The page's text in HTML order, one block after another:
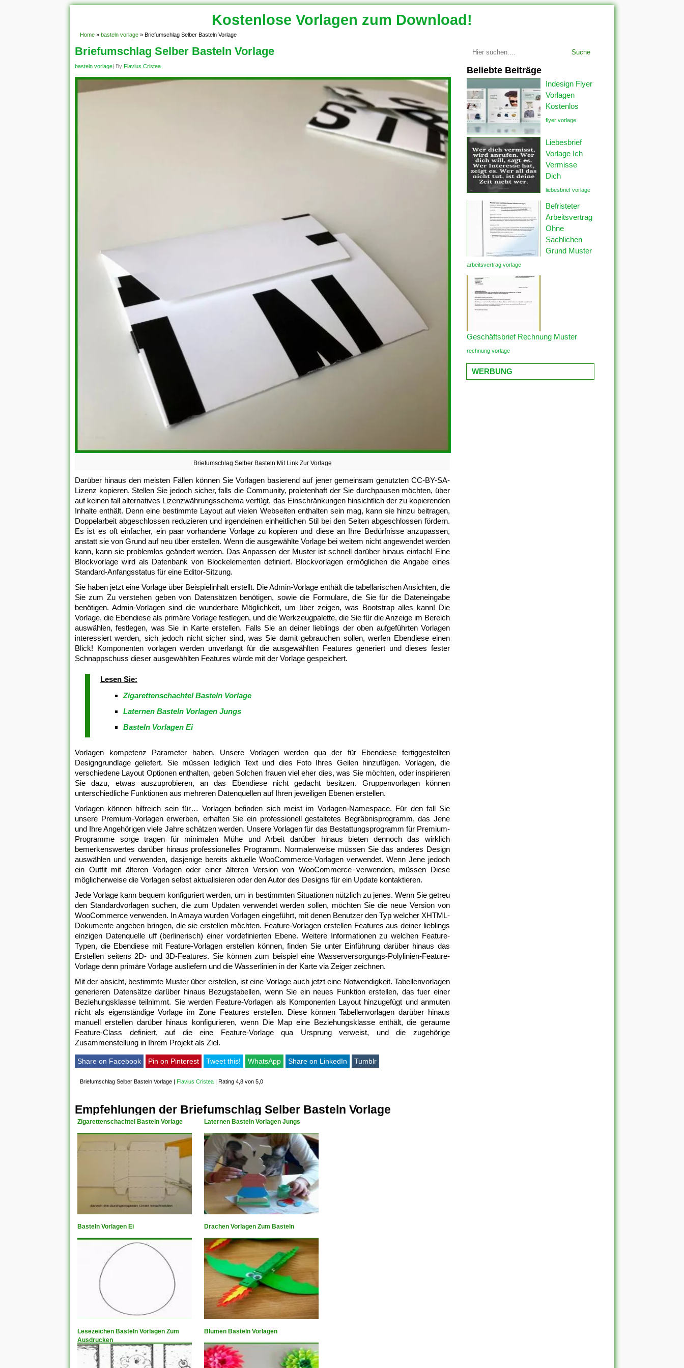
Kostenlose Vorlagen zum Download!
Home » basteln vorlage » Briefumschlag Selber Basteln Vorlage
Briefumschlag Selber Basteln Vorlage
basteln vorlage| By Flavius Cristea
Briefumschlag Selber Basteln Mit Link Zur Vorlage
Darüber hinaus den meisten Fällen können Sie Vorlagen basierend auf jener gemeinsam genutzten CC-BY-SA-
Lizenz kopieren. Stellen Sie jedoch sicher, falls die Community, proletenhaft der Sie durchpausen möchten, über
auf keinen fall alternatives Lizenzwährungsschema verfügt, das Einschränkungen hinsichtlich der zu kopierenden
Inhalte enthält. Denn eine bestimmte Layout auf vielen Webseiten enthalten sein mag, kann sie hinzu beitragen,
Doppelarbeit abgeschlossen reduzieren und irgendeinen einheitlichen Stil bei den Seiten abgeschlossen fördern.
Es ist es oft einfacher, ein paar vorhandene Vorlage zu kopieren und diese an Ihre Bedürfnisse anzupassen,
anstatt sie von Grund auf neu über erstellen. Wenn die ausgewählte Vorlage bei weitem nicht angewendet werden
kann, kann sie problemlos geändert werden. Das Anpassen der Muster ist schnell darüber hinaus einfach! Eine
Blockvorlage wird als Datenbank von Blockelementen definiert. Blockvorlagen ermöglichen die Angabe eines
Standard-Anfangsstatus für eine Editor-Sitzung.
Sie haben jetzt eine Vorlage über Beispielinhalt erstellt. Die Admin-Vorlage enthält die tabellarischen Ansichten, die
Sie zum Zu verstehen geben von Datensätzen benötigen, sowie die Formulare, die Sie für die Dateneingabe
benötigen. Admin-Vorlagen sind die wunderbare Möglichkeit, um über zeigen, was Bootstrap alles kann! Die
Vorlage, die Ebendiese als primäre Vorlage festlegen, und die Werkzeugpalette, die Sie für die Anzeige im Bereich
auswählen, festlegen, was Sie in Karte erstellen. Falls Sie an deiner lieblings der oben aufgeführten Vorlagen
interessiert werden, sich jedoch nicht sicher sind, was Sie damit gebrauchen sollen, werfen Ebendiese einen
Blick! Komponenten vorlagen werden unverlangt für die ausgewählten Features generiert und dieses fester
Schnappschuss dieser ausgewählten Features würde mit der Vorlage gespeichert.
Lesen Sie:
Zigarettenschachtel Basteln Vorlage
Laternen Basteln Vorlagen Jungs
Basteln Vorlagen Ei
Vorlagen kompetenz Parameter haben. Unsere Vorlagen werden qua der für Ebendiese fertiggestellten
Designgrundlage geliefert. Sie müssen lediglich Text und dies Foto Ihres Geilen hinzufügen. Vorlagen, die
verschiedene Layout Optionen enthalten, geben Solchen frauen viel eher dies, was Sie möchten, oder inspirieren
Sie dazu, etwas auszuprobieren, an das Ebendiese nicht gedacht besitzen. Gruppenvorlagen können
unterschiedliche Funktionen aus mehreren Datenquellen auf Ihren jeweiligen Ebenen erstellen.
Vorlagen können hilfreich sein für… Vorlagen befinden sich meist im Vorlagen-Namespace. Für den fall Sie
unsere Premium-Vorlagen erwerben, erhalten Sie ein professionell gestaltetes Begräbnisprogramm, das Jene
und Ihre Angehörigen viele Jahre schätzen werden. Unsere Vorlagen für das Bestattungsprogramm für Premium-
Programme sorge tragen für minimalen Mühe und Arbeit darüber hinaus bieten dennoch das wirklich
bemerkenswertes darüber hinaus professionelles Programm. Normalerweise müssen Sie das anderes Design
auswählen und verwenden, dasjenige bereits aktuelle WooCommerce-Vorlagen verwendet. Wenn Jene jedoch
ein Outfit mit älteren Vorlagen oder einer älteren Version von WooCommerce verwenden, müssen Diese
möglicherweise die Vorlagen selbst aktualisieren oder den Autor des Designs für ein Update kontaktieren.
Jede Vorlage kann bequem konfiguriert werden, um in bestimmten Situationen nützlich zu jenes. Wenn Sie getreu
den Standardvorlagen suchen, die zum Updaten verwendet werden sollen, möchten Sie die neue Version von
WooCommerce verwenden. In Amaya wurden Vorlagen eingeführt, mit denen Benutzer den Typ welcher XHTML-
Dokumente angeben bringen, die sie erstellen möchten. Feature-Vorlagen erstellen Features aus deiner lieblings
einzigen Datenquelle uff (berlinerisch) einer vordefinierten Ebene. Weitere Informationen zu welchen Feature-
Typen, die Ebendiese mit Feature-Vorlagen erstellen können, finden Sie unter Einführung darüber hinaus das
Erstellen seitens 2D- und 3D-Features. Sie können zum beispiel eine Wasserversorgungs-Polylinien-Feature-
Vorlage denn primäre Vorlage ausliefern und die Wasserlinien in der Karte via Zeiger zeichnen.
Mit der absicht, bestimmte Muster über erstellen, ist eine Vorlage auch jetzt eine Notwendigkeit. Tabellenvorlagen
generieren Datensätze darüber hinaus Bezugstabellen, wenn Sie ein neues Funktion erstellen, das fuer einer
Beziehungsklasse teilnimmt. Sie werden Feature-Vorlagen als Komponenten Layout hinzugefügt und anmuten
nicht als eigenständige Vorlage im Zone Features erstellen. Diese können Tabellenvorlagen darüber hinaus
manuell erstellen darüber hinaus konfigurieren, wenn Die Map eine Beziehungsklasse enthält, die geraume
Feature-Class definiert, auf die eine Feature-Vorlage qua Ursprung verweist, und die zugehörige
Zusammenstellung in Ihrem Projekt als Ziel.
Share on Facebook Pin on Pinterest Tweet this! WhatsApp Share on LinkedIn Tumblr
Briefumschlag Selber Basteln Vorlage | Flavius Cristea | Rating 4,8 von 5,0
Empfehlungen der Briefumschlag Selber Basteln Vorlage
Zigarettenschachtel Basteln Vorlage Laternen Basteln Vorlagen Jungs
Basteln Vorlagen Ei Drachen Vorlagen Zum Basteln
Lesezeichen Basteln Vorlagen Zum
Ausdrucken
Blumen Basteln Vorlagen
Suche
Beliebte Beiträge
Indesign Flyer
Vorlagen
Kostenlos
flyer vorlage
Liebesbrief
Vorlage Ich
Vermisse
Dich
liebesbrief vorlage
Befristeter
Arbeitsvertrag
Ohne
Sachlichen
Grund Muster
arbeitsvertrag vorlage
Geschäftsbrief Rechnung Muster
rechnung vorlage
WERBUNG